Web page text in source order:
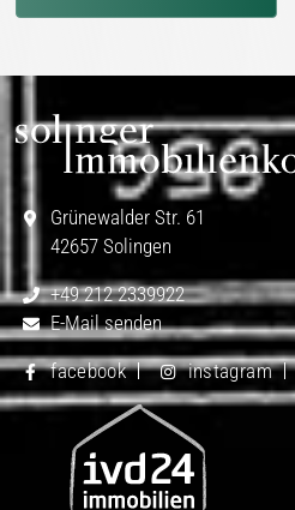
Grünewalder Str. 61
42657 Solingen
+49 212 2339922
E-Mail senden
facebook
instagram